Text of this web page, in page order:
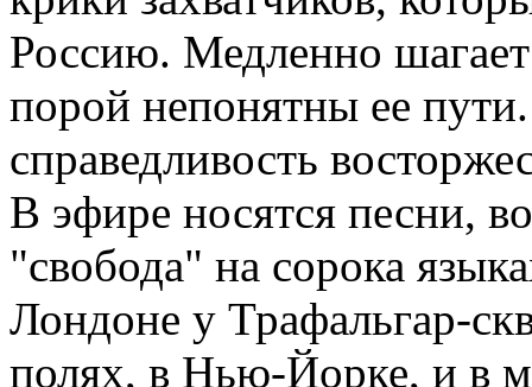
Россию. Медленно
порой непонятны ее
справедливость
В эфире носятся песни,
"свобода" на сорока
Лондоне у Трафальгар-
полях, в Нью-Йорке, и в